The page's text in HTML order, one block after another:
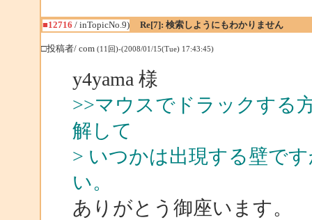
■12716 / inTopicNo.9) Re[7]: 検索しようにもわかりません
□投稿者/ com (11回)-(2008/01/15(Tue) 17:43:45)
y4yama 様
>>マウスでドラックする
解して
> いつかは出現する壁で
い。
ありがとう御座います。